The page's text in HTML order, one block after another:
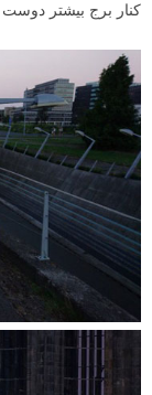
کنار برج بیشتر